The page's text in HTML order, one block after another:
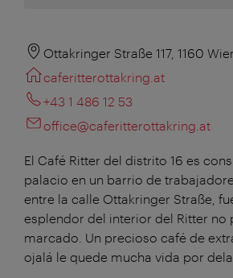
Ottakringer Straße 117, 1160
caferitterottakring.at
+43 1 486 12 53
office@caferitterottakring.at
El Café Ritter del distrito 16 es
palacio en un barrio de
entre la calle Ottakringer Straße,
esplendor del interior del Ritter no
marcado. Un precioso café de
ojalá le quede mucha vida por